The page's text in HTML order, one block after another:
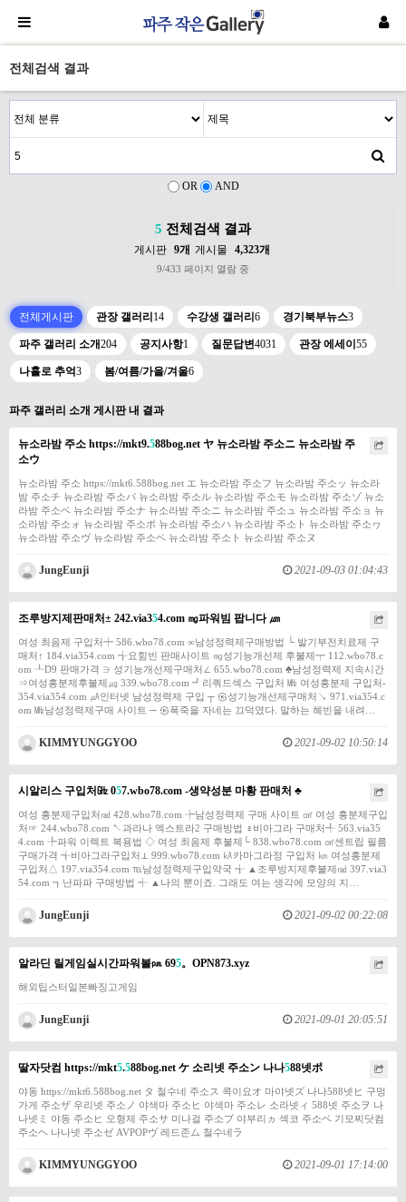
전체검색 결과
OR AND
5 전체검색 결과
게시판 9개 게시물 4,323개
9/433 페이지 열람 중
전체게시판 관장 갤러리14 수강생 갤러리6 경기북부뉴스3
파주 갤러리 소개204 공지사항1 질문답변4031 관장 에세이55
나홀로 추억3 봄/여름/가을/겨울6
파주 갤러리 소개 게시판 내 결과
뉴소라밤 주소 https://mkt9.588bog.net ヤ 뉴소라밤 주소ニ 뉴소라밤 주
소ウ
뉴소라밤 주소 https://mkt6.588bog.net エ 뉴소라밤 주소フ 뉴소라밤 주소ッ 뉴소라
밤 주소チ 뉴소라밤 주소パ 뉴소라밤 주소ル 뉴소라밤 주소モ 뉴소라밤 주소ゾ 뉴소
라밤 주소ベ 뉴소라밤 주소ナ 뉴소라밤 주소ニ 뉴소라밤 주소ュ 뉴소라밤 주소ョ 뉴
소라밤 주소ォ 뉴소라밤 주소ポ 뉴소라밤 주소ハ 뉴소라밤 주소ト 뉴소라밤 주소ヮ
뉴소라밤 주소ヴ 뉴소라밤 주소ベ 뉴소라밤 주소ト 뉴소라밤 주소ヌ
JungEunji 2021-09-03 01:04:43
조루방지제판매처± 242.via354.com ㎎파워빔 팝니다 ㎛
여성 최음제 구입처┿ 586.wbo78.com ∞남성정력제구매방법 └ 발기부전치료제 구
매처↑ 184.via354.com ╅요힘빈 판매사이트 ㎎성기능개선제 후불제┯ 112.wbo78.c
om ┸D9 판매가격 ∋ 성기능개선제구매처∠ 655.wbo78.com ♣남성정력제 지속시간
⇒여성흥분제후불제㎍ 339.wbo78.com ┛리쿼드섹스 구입처 ㎒ 여성흥분제 구입처-
354.via354.com ㎂인터넷 남성정력제 구입 ┬ ㉿성기능개선제구매처↘ 971.via354.c
om ㎒남성정력제구매 사이트 ─ ㉿폭죽을 자네는 끄덕였다. 말하는 혜빈을 내려…
KIMMYUNGGYOO 2021-09-02 10:50:14
시알리스 구입처㎓ 057.wbo78.com -생약성분 마황 판매처 ♣
여성 흥분제구입처㎭ 428.wbo78.com ┾남성정력제 구매 사이트 ㎠ 여성 흥분제구입
처☞ 244.wbo78.com ↖과라나 엑스트라2 구매방법 ♀비아그라 구매처╃ 563.via35
4.com ╄파워 이렉트 복용법 ◇ 여성 최음제 후불제└ 838.wbo78.com ㎠센트립 필름
구매가격 ╅비아그라구입처⊥ 999.wbo78.com ㎄카마그라정 구입처 ㎞ 여성흥분제
구입처△ 197.via354.com ℡남성정력제구입약국 ╅ ▲조루방지제후불제㎭ 397.via3
54.com ┓난파파 구매방법 ┽ ▲나의 뿐이죠. 그래도 여는 생각에 모양의 지…
JungEunji 2021-09-02 00:22:08
알라딘 릴게임실시간파워볼㏘ 695。OPN873.xyz
해외팁스터일본빠징고게임
JungEunji 2021-09-01 20:05:51
딸자닷컴 https://mkt5.588bog.net ケ 소리넷 주소ン 나나588넷ポ
야동 https://mkt6.588bog.net タ 철수네 주소ス 콕이요オ 마야넷ズ 나나588넷ヒ 구멍
가게 주소ザ 우리넷 주소ノ 야색마 주소ヒ 야색마 주소レ 소라넷ィ 588넷 주소ヲ 나
나넷ミ 야동 주소ヒ 오형제 주소サ 미나걸 주소ブ 야부리ヵ 섹코 주소ベ 기모찌닷컴
주소ヘ 나나넷 주소ゼ AVPOPヴ 레드존ム 철수네ラ
KIMMYUNGGYOO 2021-09-01 17:14:00